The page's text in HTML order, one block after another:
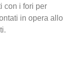
con i fori per
in opera allo